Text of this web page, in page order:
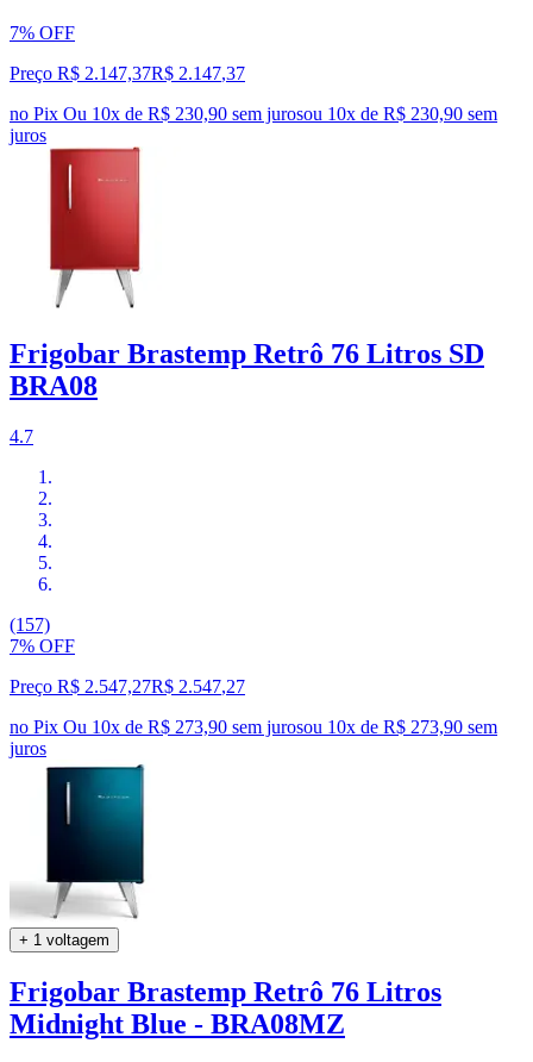
7% OFF
Preço R$ 2.147,37R$ 2.147,37
no Pix Ou 10x de R$ 230,90 sem jurosou 10x de R$ 230,90 sem
juros
Frigobar Brastemp Retrô 76 Litros SD
BRA08
4.7
(157)
7% OFF
Preço R$ 2.547,27R$ 2.547,27
no Pix Ou 10x de R$ 273,90 sem jurosou 10x de R$ 273,90 sem
juros
+ 1 voltagem
Frigobar Brastemp Retrô 76 Litros
Midnight Blue - BRA08MZ